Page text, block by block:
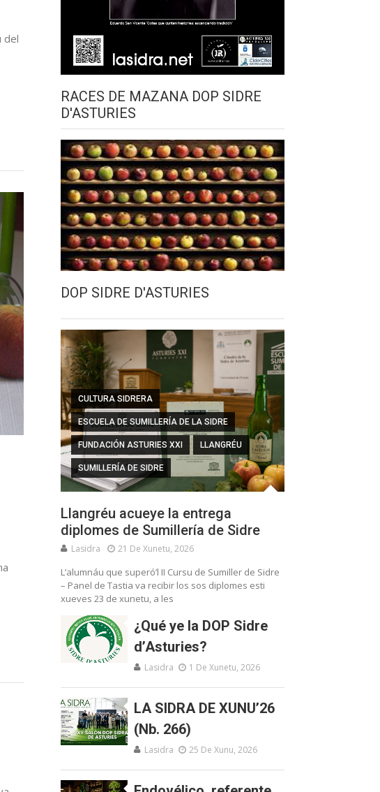
del
RACES DE MAZANA DOP SIDRE
D'ASTURIES
DOP SIDRE D'ASTURIES
CULTURA SIDRERA
ESCUELA DE SUMILLERÍA DE LA SIDRE
FUNDACIÓN ASTURIES XXI LLANGRÉU
SUMILLERÍA DE SIDRE
Llangréu acueye la entrega
diplomes de Sumillería de Sidre
Lasidra 21 De Xunetu, 2026
L’alumnáu que superó’l II Cursu de Sumiller de Sidre
– Panel de Tastia va recibir los sos diplomes esti
xueves 23 de xunetu, a les
¿Qué ye la DOP Sidre
d’Asturies?
Lasidra 1 De Xunetu, 2026
LA SIDRA DE XUNU’26
(Nb. 266)
Lasidra 25 De Xunu, 2026